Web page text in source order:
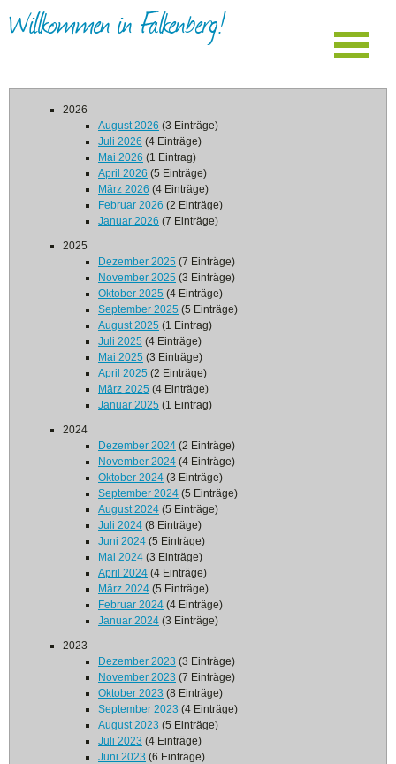
Willkommen in Falkenberg!
2026
August 2026 (3 Einträge)
Juli 2026 (4 Einträge)
Mai 2026 (1 Eintrag)
April 2026 (5 Einträge)
März 2026 (4 Einträge)
Februar 2026 (2 Einträge)
Januar 2026 (7 Einträge)
2025
Dezember 2025 (7 Einträge)
November 2025 (3 Einträge)
Oktober 2025 (4 Einträge)
September 2025 (5 Einträge)
August 2025 (1 Eintrag)
Juli 2025 (4 Einträge)
Mai 2025 (3 Einträge)
April 2025 (2 Einträge)
März 2025 (4 Einträge)
Januar 2025 (1 Eintrag)
2024
Dezember 2024 (2 Einträge)
November 2024 (4 Einträge)
Oktober 2024 (3 Einträge)
September 2024 (5 Einträge)
August 2024 (5 Einträge)
Juli 2024 (8 Einträge)
Juni 2024 (5 Einträge)
Mai 2024 (3 Einträge)
April 2024 (4 Einträge)
März 2024 (5 Einträge)
Februar 2024 (4 Einträge)
Januar 2024 (3 Einträge)
2023
Dezember 2023 (3 Einträge)
November 2023 (7 Einträge)
Oktober 2023 (8 Einträge)
September 2023 (4 Einträge)
August 2023 (5 Einträge)
Juli 2023 (4 Einträge)
Juni 2023 (6 Einträge)